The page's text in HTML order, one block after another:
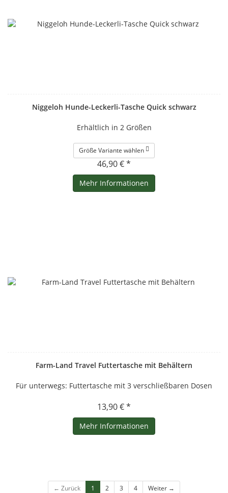
Niggeloh Hunde-Leckerli-Tasche Quick schwarz
Erhältlich in 2 Größen
Größe Variante wählen
46,90 € *
Mehr Informationen
Farm-Land Travel Futtertasche mit Behältern
Für unterwegs: Futtertasche mit 3 verschließbaren Dosen
13,90 € *
Mehr Informationen
← Zurück 1 2 3 4 Weiter →